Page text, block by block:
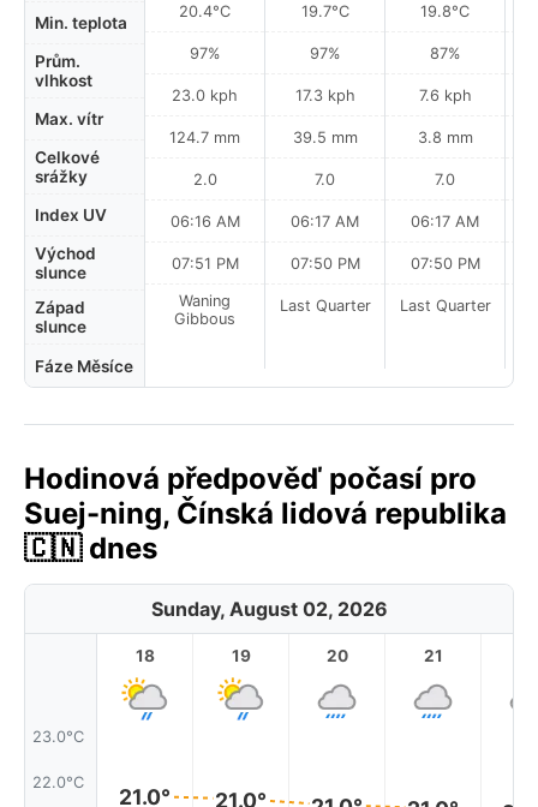
Min. teplota
Prům.
vlhkost
Max. vítr
Celkové
srážky
Index UV
Východ
slunce
Západ
slunce
Fáze Měsíce
20.4°C
97%
23.0 kph
124.7 mm
2.0
06:16 AM
07:51 PM
Waning
Gibbous
19.7°C
97%
17.3 kph
39.5 mm
7.0
06:17 AM
07:50 PM
Last Quarter
19.8°C
87%
7.6 kph
3.8 mm
7.0
06:17 AM
07:50 PM
Last Quarter
Hodinová předpověď počasí pro
Suej-ning, Čínská lidová republika
🇨🇳 dnes
Sunday, August 02, 2026
23.0°C
22.0°C
18
21.0°
19
21.0°
20 21